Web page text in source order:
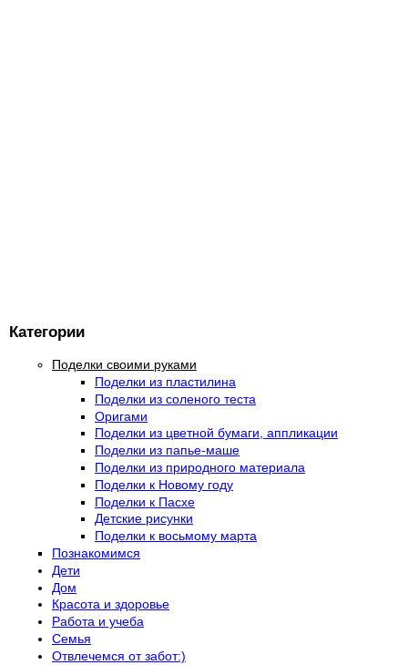
Категории
Поделки своими руками
Поделки из пластилина
Поделки из соленого теста
Оригами
Поделки из цветной бумаги, аппликации
Поделки из папье-маше
Поделки из природного материала
Поделки к Новому году
Поделки к Пасхе
Детские рисунки
Поделки к восьмому марта
Познакомимся
Дети
Дом
Красота и здоровье
Работа и учеба
Семья
Отвлечемся от забот:)